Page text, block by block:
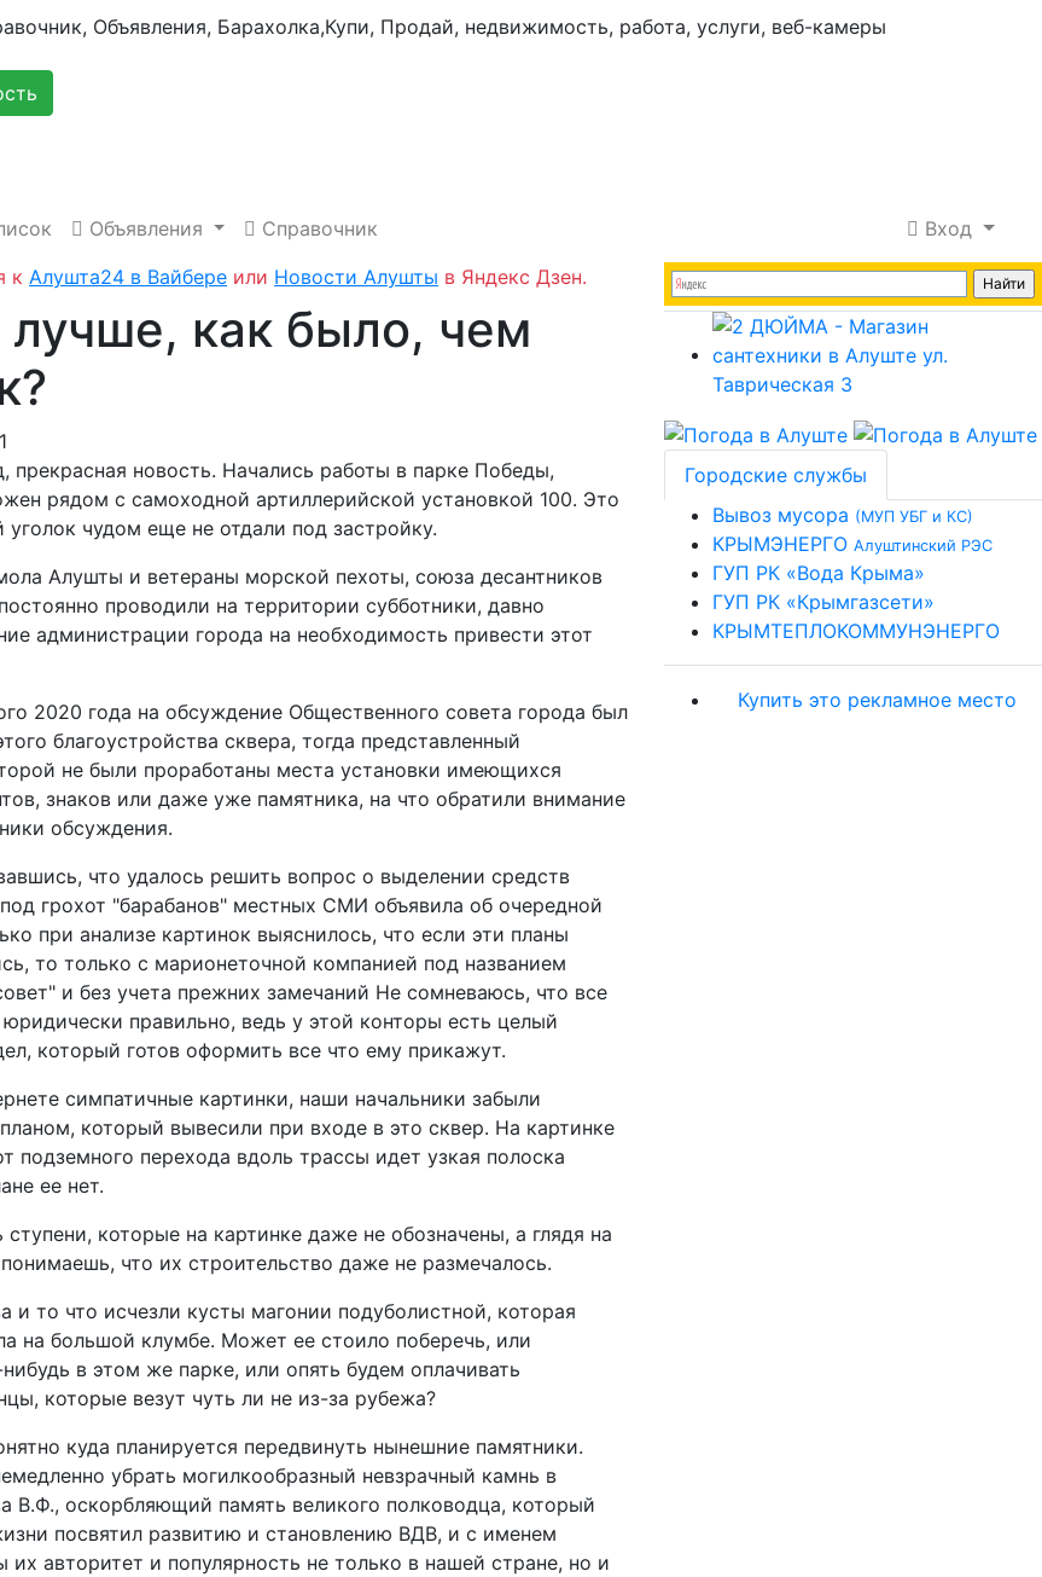
Объявления Справочник
Вход
к Алушта24 в Вайбере или Новости Алушты в Яндекс Дзен.
как было, чем
прекрасная новость. Начались работы в парке Победы,
рядом с самоходной артиллерийской установкой 100. Это
чудом еще не отдали под застройку.
Алушты и ветераны морской пехоты, союза десантников
проводили на территории субботники, давно
администрации города на необходимость привести этот
2020 года на обсуждение Общественного совета города был
благоустройства сквера, тогда представленный
не были проработаны места установки имеющихся
знаков или даже уже памятника, на что обратили внимание
обсуждения.
что удалось решить вопрос о выделении средств
грохот "барабанов" местных СМИ объявила об очередной
при анализе картинок выяснилось, что если эти планы
то только с марионеточной компанией под названием
и без учета прежних замечаний Не сомневаюсь, что все
правильно, ведь у этой конторы есть целый
который готов оформить все что ему прикажут.
симпатичные картинки, наши начальники забыли
который вывесили при входе в это сквер. На картинке
подземного перехода вдоль трассы идет узкая полоска
ее нет.
ступени, которые на картинке даже не обозначены, а глядя на
что их строительство даже не размечалось.
и то что исчезли кусты магонии подуболистной, которая
на большой клумбе. Может ее стоило поберечь, или
в этом же парке, или опять будем оплачивать
которые везут чуть ли не из-за рубежа?
куда планируется передвинуть нынешние памятники.
убрать могилкообразный невзрачный камнь в
В.Ф., оскорбляющий память великого полководца, который
посвятил развитию и становлению ВДВ, и с именем
их авторитет и популярность не только в нашей стране, но и
Городские службы
Вывоз мусора (МУП УБГ и КС)
КРЫМЭНЕРГО Алуштинский РЭС
ГУП РК «Вода Крыма»
ГУП РК «Крымгазсети»
КРЫМТЕПЛОКОММУНЭНЕРГО
Купить это рекламное место